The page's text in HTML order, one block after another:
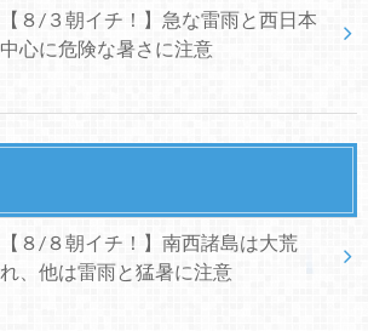
【８/３朝イチ！】急な雷雨と西日本
中心に危険な暑さに注意
【８/８朝イチ！】南西諸島は大荒
れ、他は雷雨と猛暑に注意